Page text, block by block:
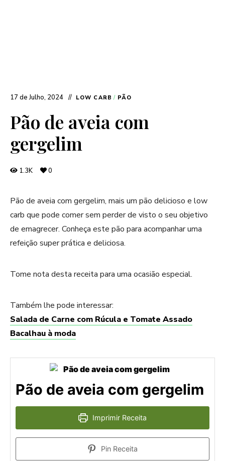
17 de Julho, 2024 LOW CARB / PÃO
Pão de aveia com
gergelim
1.3K 0
Pão de aveia com gergelim, mais um pão delicioso e low
carb que pode comer sem perder de visto o seu objetivo
de emagrecer. Conheça este pão para acompanhar uma
refeição super prática e deliciosa.
Tome nota desta receita para uma ocasião especial.
Também lhe pode interessar:
Salada de Carne com Rúcula e Tomate Assado
Bacalhau à moda
Pão de aveia com gergelim
Imprimir Receita
Pin Receita